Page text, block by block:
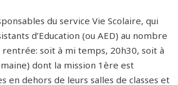
du service Vie Scolaire, qui
d’Education (ou AED) au nombre
soit à mi temps, 20h30, soit à
dont la mission 1ère est
en dehors de leurs salles de classes et